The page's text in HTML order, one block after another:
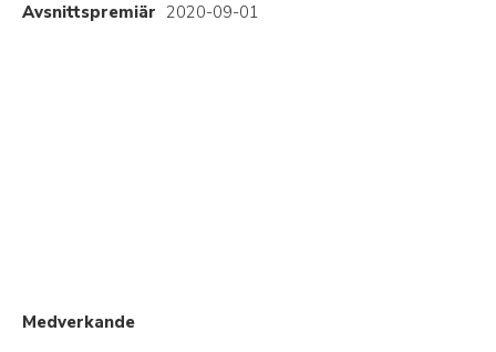
Avsnittspremiär 2020-09-01
Medverkande